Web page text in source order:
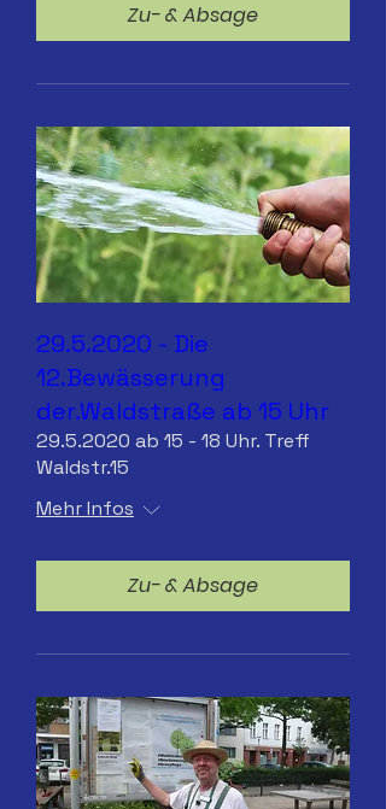
Zu- & Absage
29.5.2020 - Die
12.Bewässerung
der.Waldstraße ab 15 Uhr
29.5.2020 ab 15 - 18 Uhr. Treff
Waldstr.15
Mehr Infos
Zu- & Absage